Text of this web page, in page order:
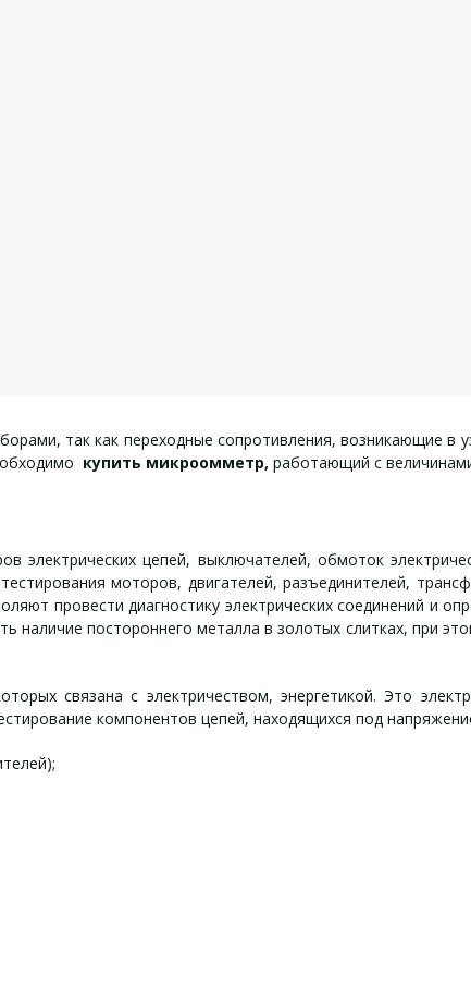
так как переходные сопротивления, возникающие в
купить микроомметр, работающий с
электрических цепей, выключателей, обмоток
моторов, двигателей, разъединителей,
провести диагностику электрических соединений и
постороннего металла в золотых слитках, при
связана с электричеством, энергетикой. Это
компонентов цепей, находящихся под